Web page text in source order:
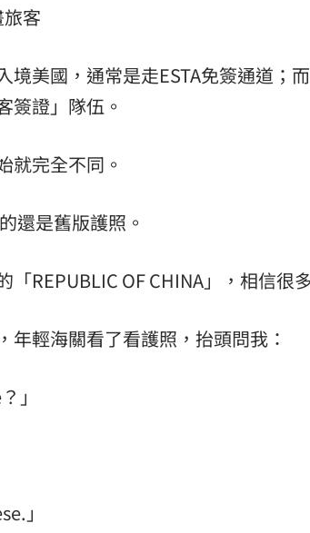
客
境美國，通常是走ESTA免簽通道；
簽證」隊伍。
就完全不同。
還是舊版護照。
「REPUBLIC OF CHINA」，相信很
年輕海關看了看護照，抬頭問我：
」
」